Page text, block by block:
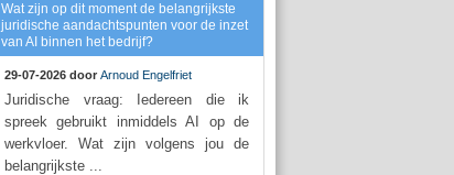
Wat zijn op dit moment de belangrijkste
juridische aandachtspunten voor de inzet
van AI binnen het bedrijf?
29-07-2026 door Arnoud Engelfriet
Juridische vraag: Iedereen die ik
spreek gebruikt inmiddels AI op de
werkvloer. Wat zijn volgens jou de
belangrijkste ...